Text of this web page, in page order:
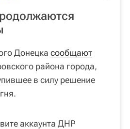
Донецка сообщают
района города,
в силу решение
аккаунта ДНР